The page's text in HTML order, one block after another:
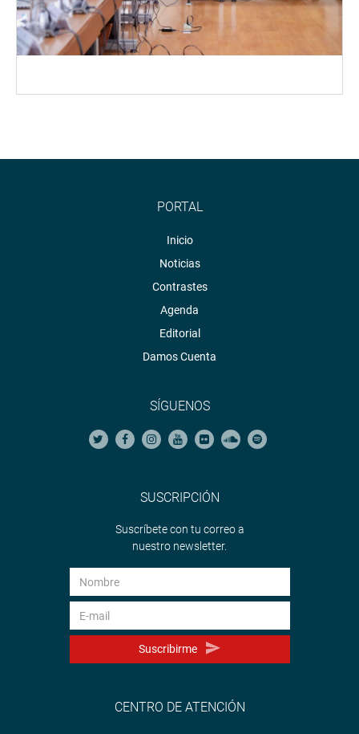
PORTAL
Inicio
Noticias
Contrastes
Agenda
Editorial
Damos Cuenta
SÍGUENOS
SUSCRIPCIÓN
Suscríbete con tu correo a
nuestro newsletter.
Suscribirme
CENTRO DE ATENCIÓN